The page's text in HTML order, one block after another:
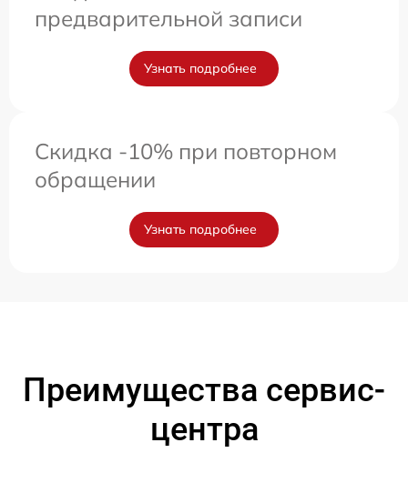
предварительной записи
Узнать подробнее
Скидка -10% при повторном
обращении
Узнать подробнее
Преимущества сервис-
центра